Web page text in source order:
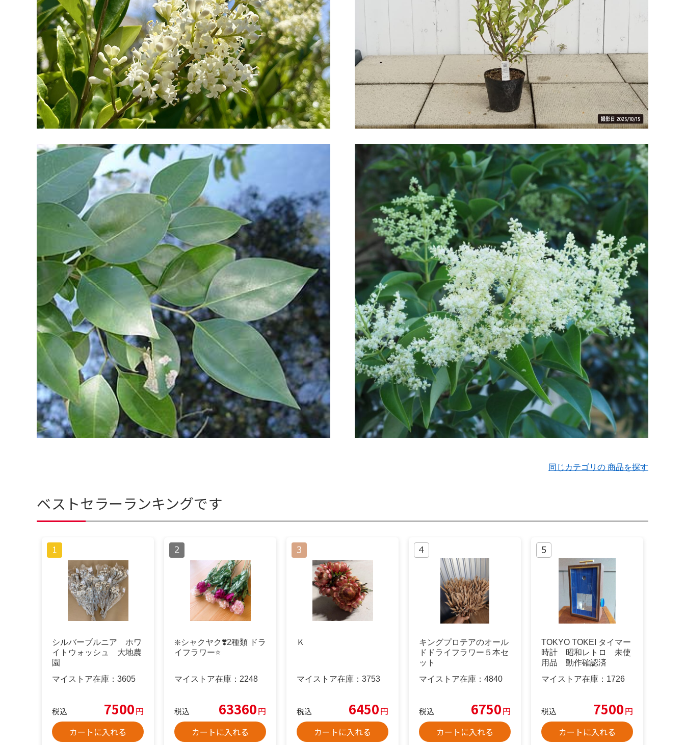
同じカテゴリの 商品を探す
ベストセラーランキングです
シルバーブルニア ホワ
イトウォッシュ 大地農
園
マイストア在庫： 3605
税込 7500円
カートに入れる
❇️シャクヤク❣️2種類 ドラ
イフラワー⭐️
マイストア在庫： 2248
税込 63360円
カートに入れる
Ｋ
マイストア在庫： 3753
税込 6450円
カートに入れる
キングプロテアのオール
ドドライフラワー５本セ
ット
マイストア在庫： 4840
税込 6750円
カートに入れる
TOKYO TOKEI タイマー
時計 昭和レトロ 未使
用品 動作確認済
マイストア在庫： 1726
税込 7500円
カートに入れる